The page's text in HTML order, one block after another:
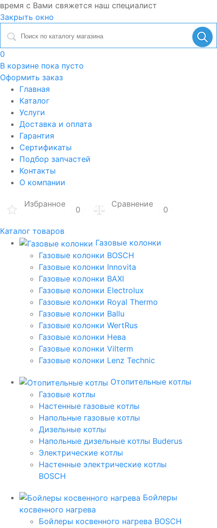
время с Вами свяжется наш специалист
Закрыть окно
0
В корзине пока пусто
Оформить заказ
Главная
Каталог
Услуги
Доставка и оплата
Гарантия
Сертификаты
Подбор запчастей
Контакты
О компании
Избранное
0
Сравнение
0
Каталог товаров
Газовые колонки
Газовые колонки BOSCH
Газовые колонки Innovita
Газовые колонки BAXI
Газовые колонки Electrolux
Газовые колонки Royal Thermo
Газовые колонки Ballu
Газовые колонки WertRus
Газовые колонки Нева
Газовые колонки Vilterm
Газовые колонки Lenz Technic
Отопительные котлы
Газовые котлы
Настенные газовые котлы
Напольные газовые котлы
Дизельные котлы
Напольные дизельные котлы Buderus
Электрические котлы
Настенные электрические котлы
BOSCH
Бойлеры
косвенного нагрева
Бойлеры косвенного нагрева BOSCH